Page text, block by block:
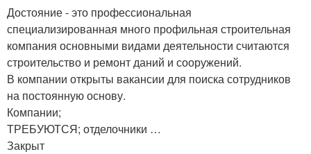
Достояние - это профессиональная
специализированная много профильная строительная
компания основными видами деятельности считаются
строительство и ремонт даний и сооружений.
В компании открыты вакансии для поиска сотрудников
на постоянную основу.
Компании;
ТРЕБУЮТСЯ; отделочники …
Закрыт